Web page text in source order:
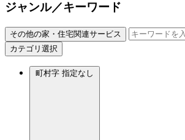
ジャンル／キーワード
その他の家・住宅関連サービス
カテゴリ選択
町村字 指定なし